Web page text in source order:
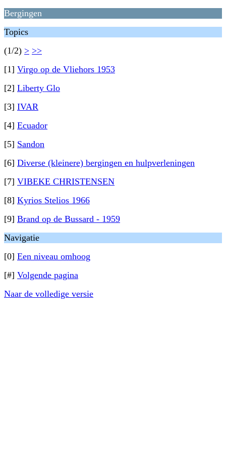
Bergingen
Topics
(1/2) > >>
[1] Virgo op de Vliehors 1953
[2] Liberty Glo
[3] IVAR
[4] Ecuador
[5] Sandon
[6] Diverse (kleinere) bergingen en hulpverleningen
[7] VIBEKE CHRISTENSEN
[8] Kyrios Stelios 1966
[9] Brand op de Bussard - 1959
Navigatie
[0] Een niveau omhoog
[#] Volgende pagina
Naar de volledige versie